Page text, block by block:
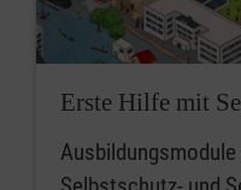
Erste Hilfe mit